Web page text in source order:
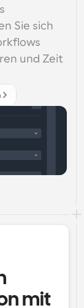
Sie sich
und Zeit
mit